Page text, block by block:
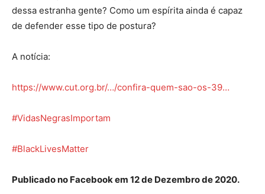
dessa estranha gente? Como um espírita ainda é capaz
de defender esse tipo de postura?
A notícia:
https://www.cut.org.br/…/confira-quem-sao-os-39…
#VidasNegrasImportam
#BlackLivesMatter
Publicado no Facebook em 12 de Dezembro de 2020.